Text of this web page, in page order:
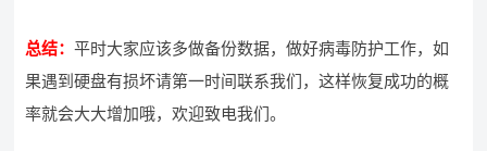
总结：平时大家应该多做备份数据，做好病毒防护工作，如
果遇到硬盘有损坏请第一时间联系我们，这样恢复成功的概
率就会大大增加哦，欢迎致电我们。